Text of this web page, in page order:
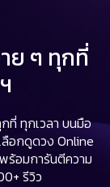
ย ๆ ทุกที่
ที่ ทุกเวลา บนมือ
ลือกดูดวง Online
ร้อมการันตีความ
รีวิว